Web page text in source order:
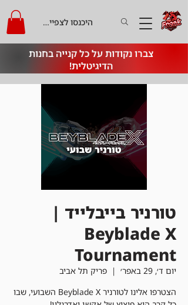
צברו נקודות על כל קנייה בחנות
הדיגיטלית!
היכנסו לצפייה בקרדיט
טורניר בייבלייד |
Beyblade X
Tournament
יום ד׳, 29 באפר׳
  |
פריק תל אביב
הצטרפו אלינו לטורניר Beyblade X השבועי, שבו